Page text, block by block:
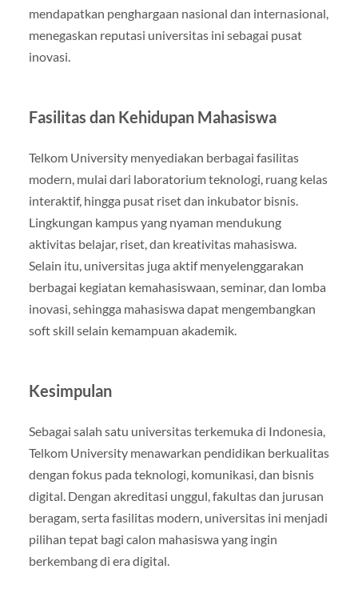
mendapatkan penghargaan nasional dan internasional,
menegaskan reputasi universitas ini sebagai pusat
inovasi.
Fasilitas dan Kehidupan Mahasiswa
Telkom University menyediakan berbagai fasilitas
modern, mulai dari laboratorium teknologi, ruang kelas
interaktif, hingga pusat riset dan inkubator bisnis.
Lingkungan kampus yang nyaman mendukung
aktivitas belajar, riset, dan kreativitas mahasiswa.
Selain itu, universitas juga aktif menyelenggarakan
berbagai kegiatan kemahasiswaan, seminar, dan lomba
inovasi, sehingga mahasiswa dapat mengembangkan
soft skill selain kemampuan akademik.
Kesimpulan
Sebagai salah satu universitas terkemuka di Indonesia,
Telkom University menawarkan pendidikan berkualitas
dengan fokus pada teknologi, komunikasi, dan bisnis
digital. Dengan akreditasi unggul, fakultas dan jurusan
beragam, serta fasilitas modern, universitas ini menjadi
pilihan tepat bagi calon mahasiswa yang ingin
berkembang di era digital.